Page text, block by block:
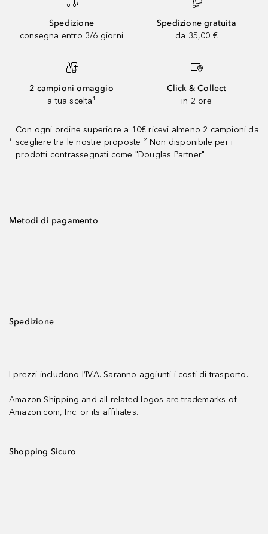
Spedizione
consegna entro 3/6 giorni
Spedizione gratuita
da 35,00 €
2 campioni omaggio
a tua scelta¹
Click & Collect
in 2 ore
¹
Con ogni ordine superiore a 10€ ricevi almeno 2 campioni da
scegliere tra le nostre proposte ² Non disponibile per i
prodotti contrassegnati come "Douglas Partner"
Metodi di pagamento
Spedizione
I prezzi includono l’IVA. Saranno aggiunti i costi di trasporto.
Amazon Shipping and all related logos are trademarks of
Amazon.com, Inc. or its affiliates.
Shopping Sicuro